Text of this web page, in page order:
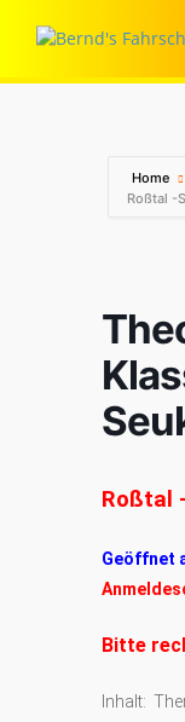
Home
Roßtal -
Roßtal
Geöffnet
Bitte
Inhalt: